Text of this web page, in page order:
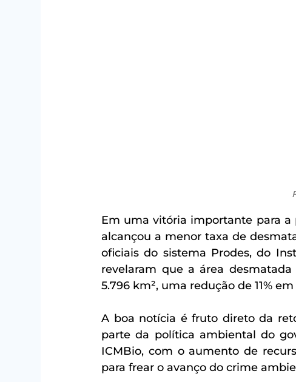
Em uma vitória importante para a
alcançou a menor taxa de
oficiais do sistema Prodes, do
revelaram que a área
5.796 km², uma redução de 11%
A boa notícia é fruto direto da
parte da política ambiental do
ICMBio, com o aumento de
para frear o avanço do crime